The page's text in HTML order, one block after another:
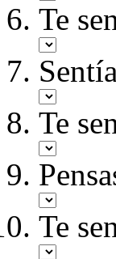
Te
Te
Te